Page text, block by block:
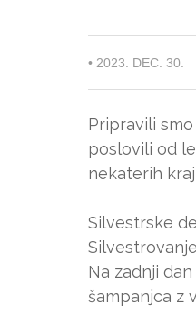
• 2023. DEC. 30.
Pripravili
poslovili od
nekaterih
Silvestrske
Na zadnji
šampanjca z